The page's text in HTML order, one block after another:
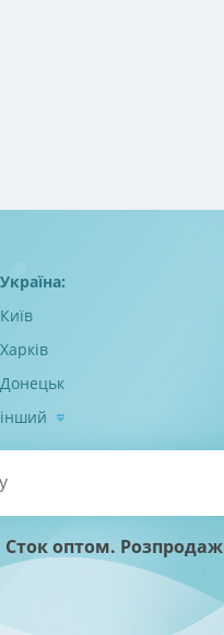
Україна:
Київ
Харків
Донецьк
інший
Сток оптом. Розпродаж